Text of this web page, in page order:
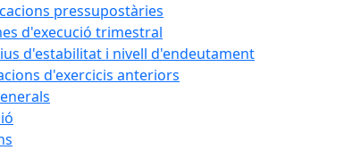
pressupostàries
d'execució trimestral
d'estabilitat i nivell d'endeutament
d'exercicis anteriors